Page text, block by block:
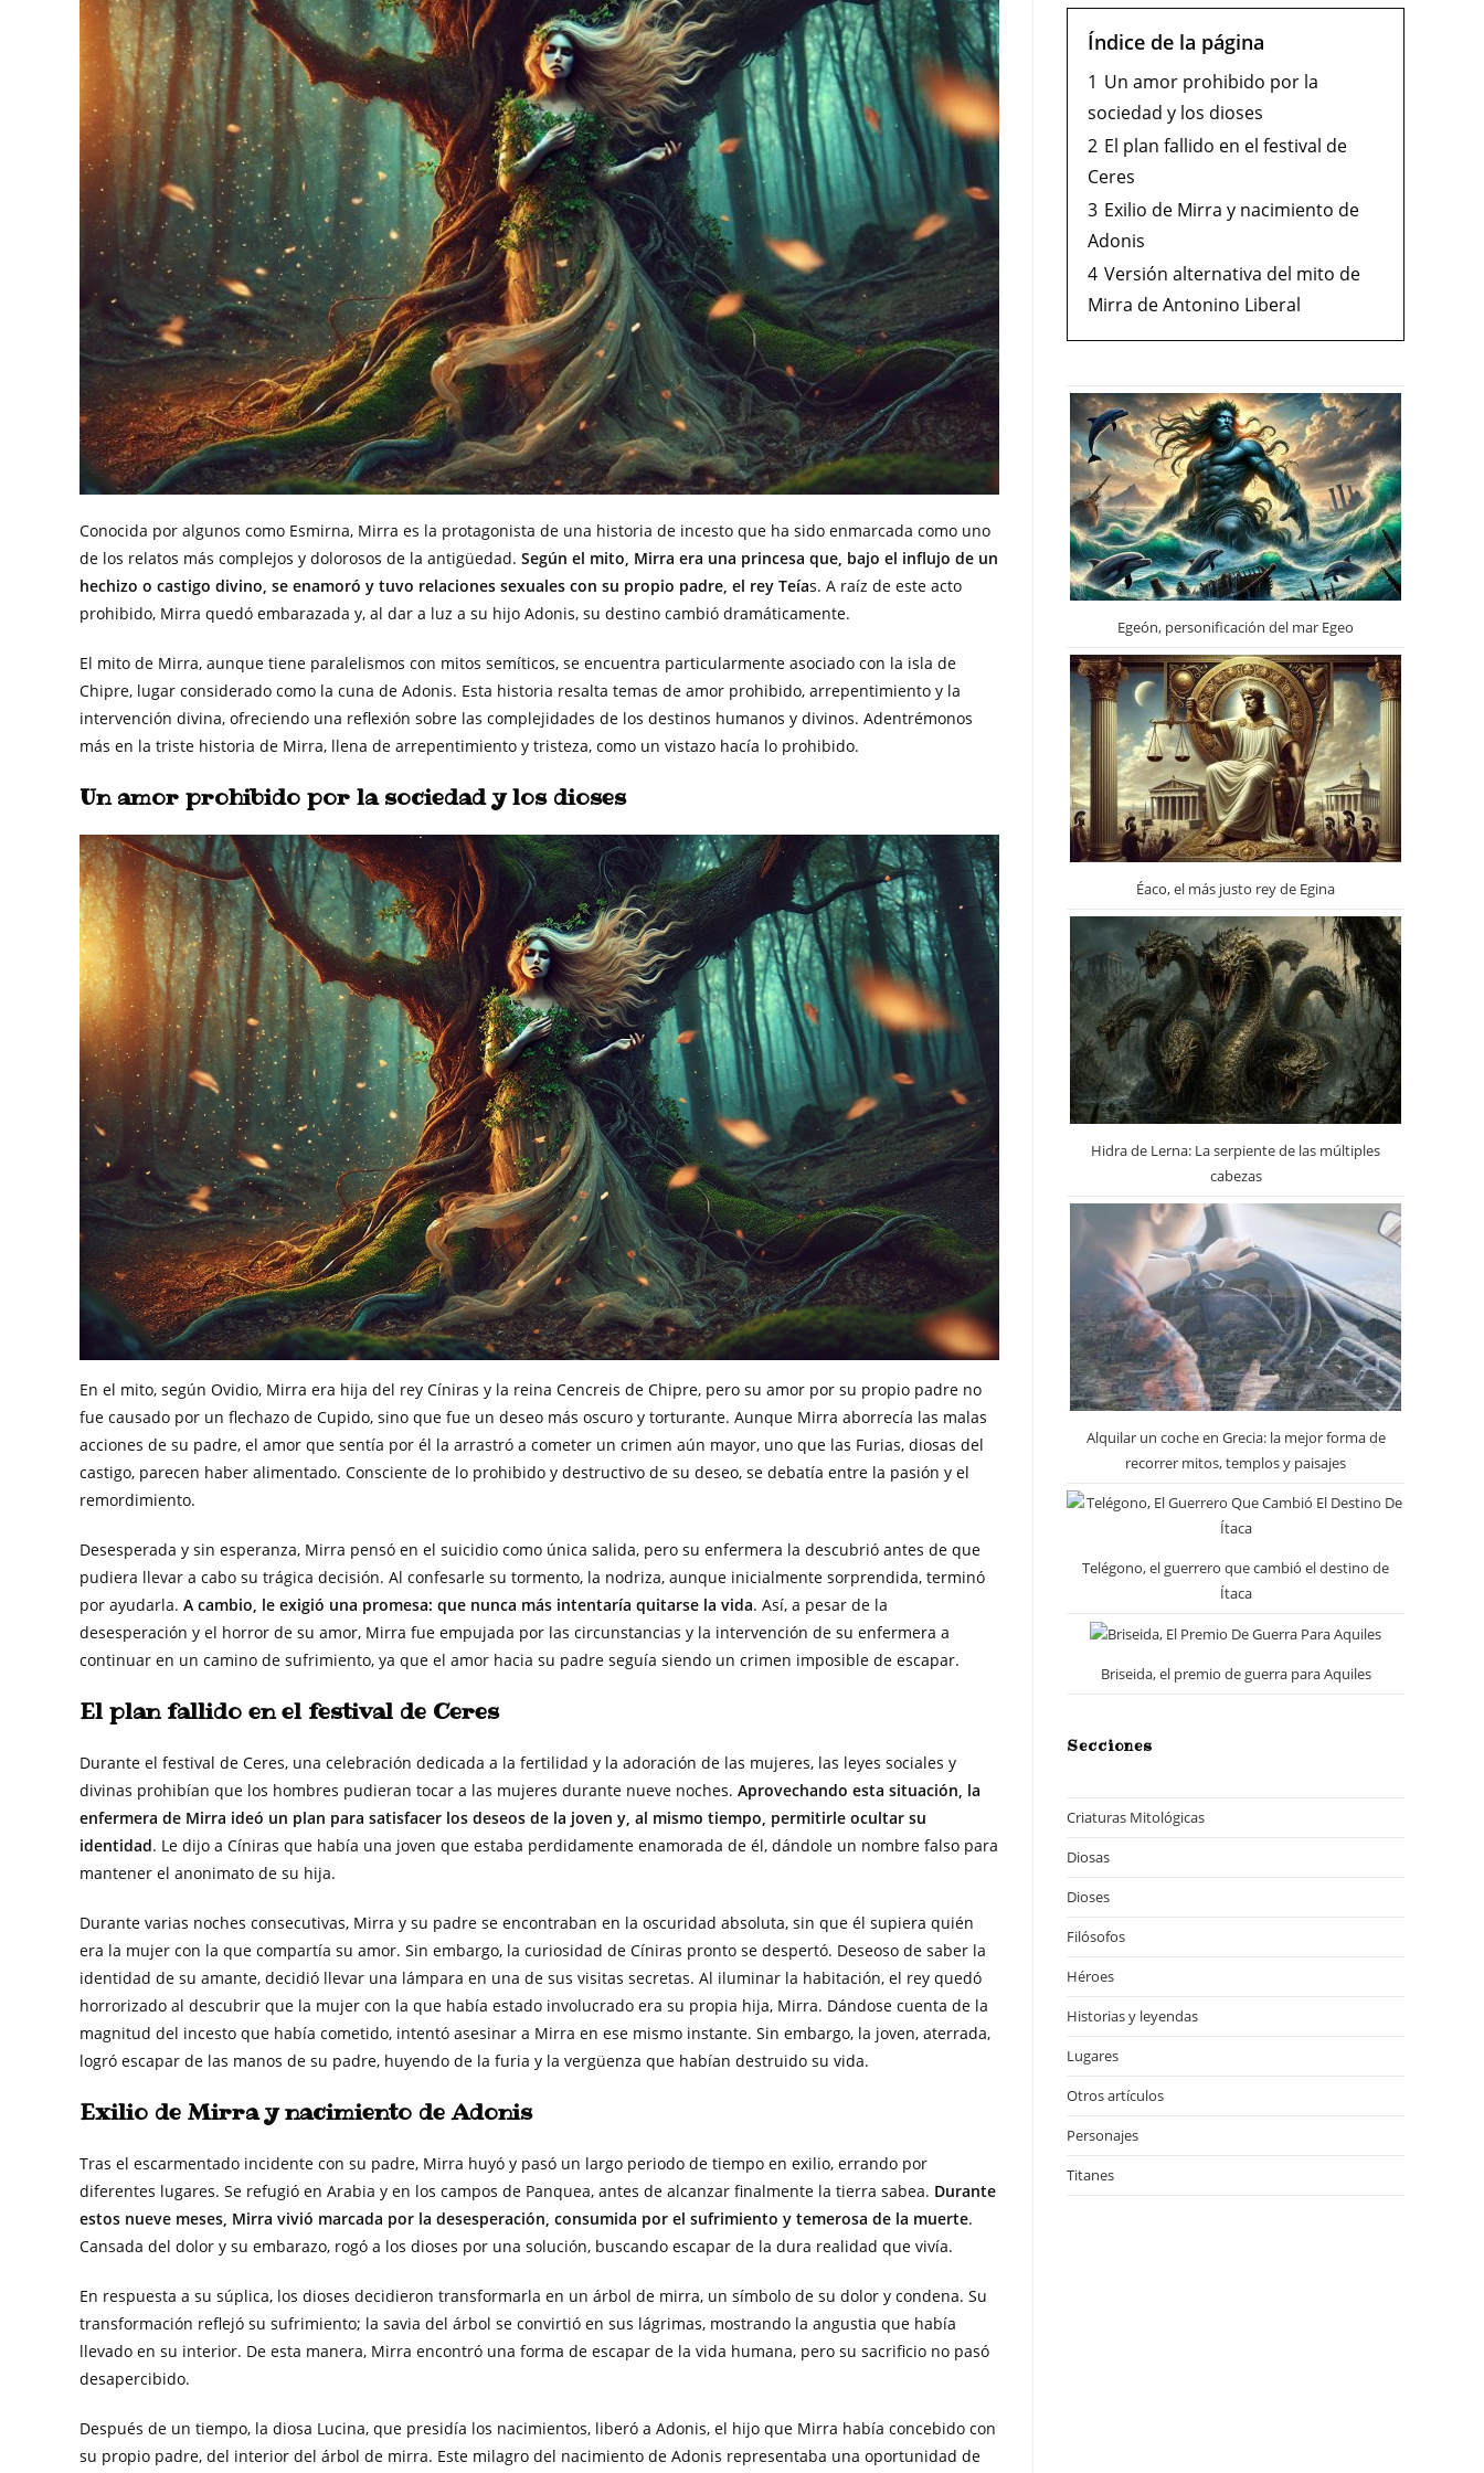
Conocida por algunos como Esmirna, Mirra es la protagonista de una historia de incesto que ha sido enmarcada como uno
de los relatos más complejos y dolorosos de la antigüedad. Según el mito, Mirra era una princesa que, bajo el influjo de un
hechizo o castigo divino, se enamoró y tuvo relaciones sexuales con su propio padre, el rey Teías. A raíz de este acto
prohibido, Mirra quedó embarazada y, al dar a luz a su hijo Adonis, su destino cambió dramáticamente.
El mito de Mirra, aunque tiene paralelismos con mitos semíticos, se encuentra particularmente asociado con la isla de
Chipre, lugar considerado como la cuna de Adonis. Esta historia resalta temas de amor prohibido, arrepentimiento y la
intervención divina, ofreciendo una reflexión sobre las complejidades de los destinos humanos y divinos. Adentrémonos
más en la triste historia de Mirra, llena de arrepentimiento y tristeza, como un vistazo hacía lo prohibido.
Un amor prohibido por la sociedad y los dioses
En el mito, según Ovidio, Mirra era hija del rey Cíniras y la reina Cencreis de Chipre, pero su amor por su propio padre no
fue causado por un flechazo de Cupido, sino que fue un deseo más oscuro y torturante. Aunque Mirra aborrecía las malas
acciones de su padre, el amor que sentía por él la arrastró a cometer un crimen aún mayor, uno que las Furias, diosas del
castigo, parecen haber alimentado. Consciente de lo prohibido y destructivo de su deseo, se debatía entre la pasión y el
remordimiento.
Desesperada y sin esperanza, Mirra pensó en el suicidio como única salida, pero su enfermera la descubrió antes de que
pudiera llevar a cabo su trágica decisión. Al confesarle su tormento, la nodriza, aunque inicialmente sorprendida, terminó
por ayudarla. A cambio, le exigió una promesa: que nunca más intentaría quitarse la vida. Así, a pesar de la
desesperación y el horror de su amor, Mirra fue empujada por las circunstancias y la intervención de su enfermera a
continuar en un camino de sufrimiento, ya que el amor hacia su padre seguía siendo un crimen imposible de escapar.
El plan fallido en el festival de Ceres
Durante el festival de Ceres, una celebración dedicada a la fertilidad y la adoración de las mujeres, las leyes sociales y
divinas prohibían que los hombres pudieran tocar a las mujeres durante nueve noches. Aprovechando esta situación, la
enfermera de Mirra ideó un plan para satisfacer los deseos de la joven y, al mismo tiempo, permitirle ocultar su
identidad. Le dijo a Cíniras que había una joven que estaba perdidamente enamorada de él, dándole un nombre falso para
mantener el anonimato de su hija.
Durante varias noches consecutivas, Mirra y su padre se encontraban en la oscuridad absoluta, sin que él supiera quién
era la mujer con la que compartía su amor. Sin embargo, la curiosidad de Cíniras pronto se despertó. Deseoso de saber la
identidad de su amante, decidió llevar una lámpara en una de sus visitas secretas. Al iluminar la habitación, el rey quedó
horrorizado al descubrir que la mujer con la que había estado involucrado era su propia hija, Mirra. Dándose cuenta de la
magnitud del incesto que había cometido, intentó asesinar a Mirra en ese mismo instante. Sin embargo, la joven, aterrada,
logró escapar de las manos de su padre, huyendo de la furia y la vergüenza que habían destruido su vida.
Exilio de Mirra y nacimiento de Adonis
Tras el escarmentado incidente con su padre, Mirra huyó y pasó un largo periodo de tiempo en exilio, errando por
diferentes lugares. Se refugió en Arabia y en los campos de Panquea, antes de alcanzar finalmente la tierra sabea. Durante
estos nueve meses, Mirra vivió marcada por la desesperación, consumida por el sufrimiento y temerosa de la muerte.
Cansada del dolor y su embarazo, rogó a los dioses por una solución, buscando escapar de la dura realidad que vivía.
En respuesta a su súplica, los dioses decidieron transformarla en un árbol de mirra, un símbolo de su dolor y condena. Su
transformación reflejó su sufrimiento; la savia del árbol se convirtió en sus lágrimas, mostrando la angustia que había
llevado en su interior. De esta manera, Mirra encontró una forma de escapar de la vida humana, pero su sacrificio no pasó
desapercibido.
Después de un tiempo, la diosa Lucina, que presidía los nacimientos, liberó a Adonis, el hijo que Mirra había concebido con
su propio padre, del interior del árbol de mirra. Este milagro del nacimiento de Adonis representaba una oportunidad de
Índice de la página
1 Un amor prohibido por la
sociedad y los dioses
2 El plan fallido en el festival de
Ceres
3 Exilio de Mirra y nacimiento de
Adonis
4 Versión alternativa del mito de
Mirra de Antonino Liberal
Egeón, personificación del mar Egeo
Éaco, el más justo rey de Egina
Hidra de Lerna: La serpiente de las múltiples
cabezas
Alquilar un coche en Grecia: la mejor forma de
recorrer mitos, templos y paisajes
Telégono, el guerrero que cambió el destino de
Ítaca
Briseida, el premio de guerra para Aquiles
Secciones
Criaturas Mitológicas
Diosas
Dioses
Filósofos
Héroes
Historias y leyendas
Lugares
Otros artículos
Personajes
Titanes